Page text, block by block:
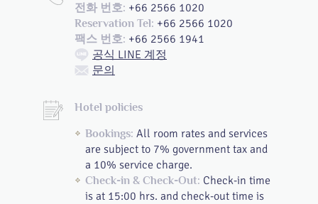
전화 번호: +66 2566 1020
Reservation Tel: +66 2566 1020
팩스 번호: +66 2566 1941
공식 LINE 계정
문의
Hotel policies
Bookings: All room rates and services
are subject to 7% government tax and
a 10% service charge.
Check-in & Check-Out: Check-in time
is at 15:00 hrs. and check-out time is